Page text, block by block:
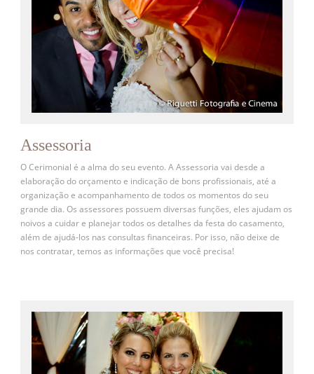
Assessoria
O Cerimonial é a alma do seu evento. A Assessoria vai desde a
elaboração do orçamento e indicação de bons profissionais, até a
organização e acompanhamento de todos os momentos do seu
grande dia. Os assessores possuem diversas funções, eles ajudam os
noivos a cuidar e planejar todos os detalhes da festa do casamento,
além de ajudá-los nas consultas financeiras. Por isso, não deixe de
nos contratar, temos as informações que você precisa!